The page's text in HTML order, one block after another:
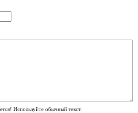
Используйте обычный текст.